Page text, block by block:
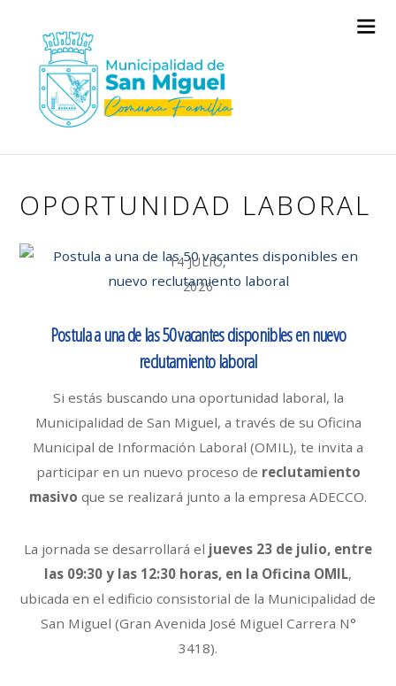
OPORTUNIDAD LABORAL
14 JULIO,
2026
Postula a una de las 50 vacantes disponibles en nuevo
reclutamiento laboral
Si estás buscando una oportunidad laboral, la
Municipalidad de San Miguel, a través de su Oficina
Municipal de Información Laboral (OMIL), te invita a
participar en un nuevo proceso de reclutamiento
masivo que se realizará junto a la empresa ADECCO.
La jornada se desarrollará el jueves 23 de julio, entre
las 09:30 y las 12:30 horas, en la Oficina OMIL,
ubicada en el edificio consistorial de la Municipalidad de
San Miguel (Gran Avenida José Miguel Carrera N°
3418).